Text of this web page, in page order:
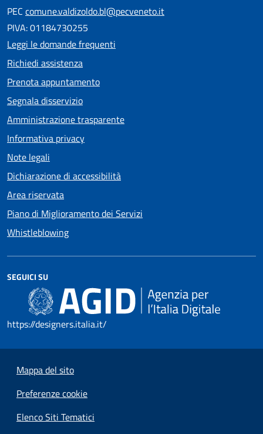
PEC comune.valdizoldo.bl@pecveneto.it
PIVA: 01184730255
Leggi le domande frequenti
Richiedi assistenza
Prenota appuntamento
Segnala disservizio
Amministrazione trasparente
Informativa privacy
Note legali
Dichiarazione di accessibilità
Area riservata
Piano di Miglioramento dei Servizi
Whistleblowing
SEGUICI SU
https://designers.italia.it/
Mappa del sito
Preferenze cookie
Elenco Siti Tematici